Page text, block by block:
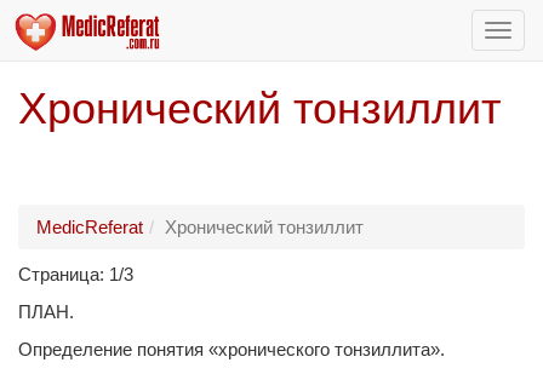
Хронический тонзиллит
MedicReferat Хронический тонзиллит
Страница: 1/3
ПЛАН.
Определение понятия «хронического тонзиллита».